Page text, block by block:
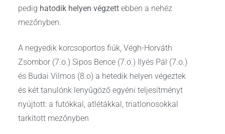
pedig hatodik helyen végzett ebben a nehéz
mezőnyben.
A negyedik korcsoportos fiúk, Végh-Horváth
Zsombor (7.o.) Sipos Bence (7.o.) Ilyés Pál (7.o.)
és Budai Vilmos (8.o) a hetedik helyen végeztek
és két tanulónk lenyűgöző egyéni teljesítményt
nyújtott: a futókkal, atlétákkal, triatlonosokkal
tarkított mezőnyben